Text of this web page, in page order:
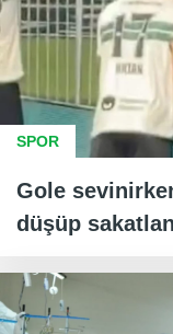
SPOR
Gole
düşüp